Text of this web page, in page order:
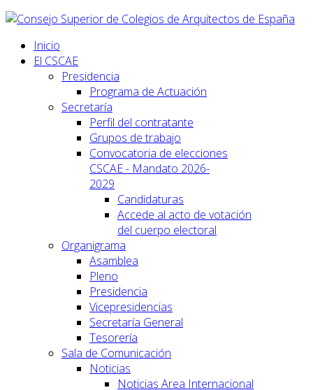
Inicio
El CSCAE
Presidencia
Programa de Actuación
Secretaría
Perfil del contratante
Grupos de trabajo
Convocatoria de elecciones
CSCAE - Mandato 2026-
2029
Candidaturas
Accede al acto de votación
del cuerpo electoral
Organigrama
Asamblea
Pleno
Presidencia
Vicepresidencias
Secretaría General
Tesorería
Sala de Comunicación
Noticias
Noticias Area Internacional